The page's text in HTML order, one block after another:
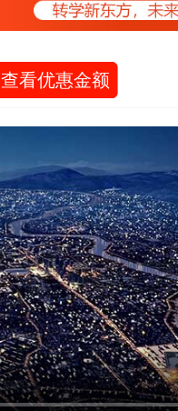
18
20
25
26
20 美容师
22
19 美发师
18
查看优惠金额